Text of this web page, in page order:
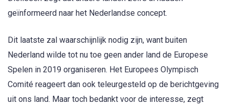
geïnformeerd naar het Nederlandse concept.
Dit laatste zal waarschijnlijk nodig zijn, want buiten
Nederland wilde tot nu toe geen ander land de Europese
Spelen in 2019 organiseren. Het Europees Olympisch
Comité reageert dan ook teleurgesteld op de berichtgeving
uit ons land. Maar toch bedankt voor de interesse, zegt